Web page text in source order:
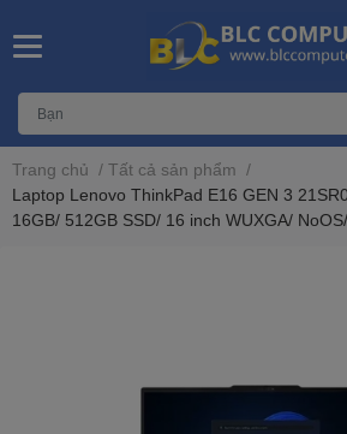
Trang chủ / Tất cả sản phẩm /
Laptop Lenovo ThinkPad E16 GEN 3
16GB/ 512GB SSD/ 16 inch WUXGA/